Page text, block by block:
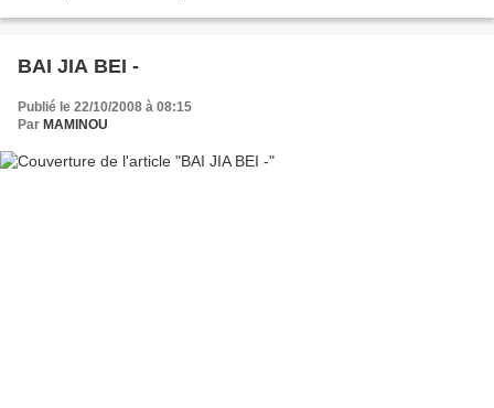
BAI JIA BEI -
Publié le 22/10/2008 à 08:15
Par MAMINOU